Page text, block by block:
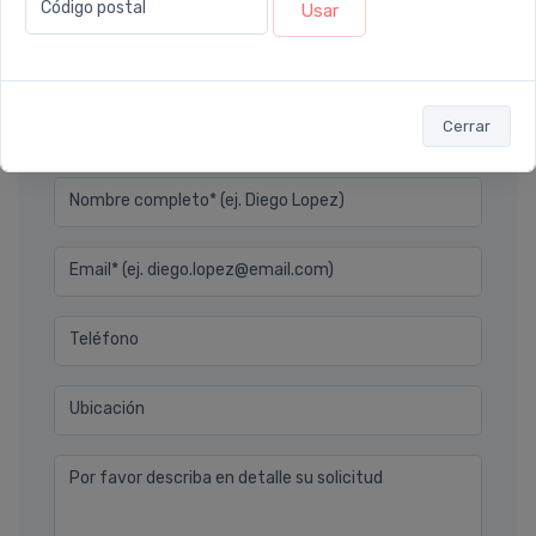
Código postal Usar
Cerrar
Nombre completo* (ej. Diego Lopez)
Email* (ej. diego.lopez@email.com)
Teléfono
Ubicación
Por favor describa en detalle su solicitud